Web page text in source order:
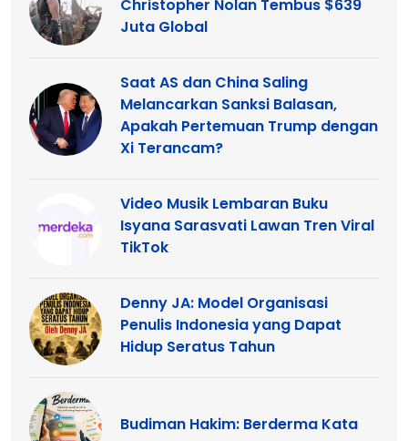
Christopher Nolan Tembus $639
Juta Global
Saat AS dan China Saling
Melancarkan Sanksi Balasan,
Apakah Pertemuan Trump dengan
Xi Terancam?
Video Musik Lembaran Buku
Isyana Sarasvati Lawan Tren Viral
TikTok
Denny JA: Model Organisasi
Penulis Indonesia yang Dapat
Hidup Seratus Tahun
Budiman Hakim: Berderma Kata